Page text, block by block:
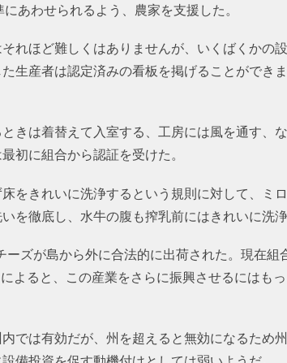
あわせられるよう、農家を支援した。
それほど難しくはありませんが、いくばくか
生産者は認定済みの看板を掲げることができ
初に組合から認証を受けた。
を徹底し、水牛の腹も搾乳前にはきれいに洗
よると、この産業をさらに振興させるにはも
備投資を促す動機付けとしては弱いようだ。